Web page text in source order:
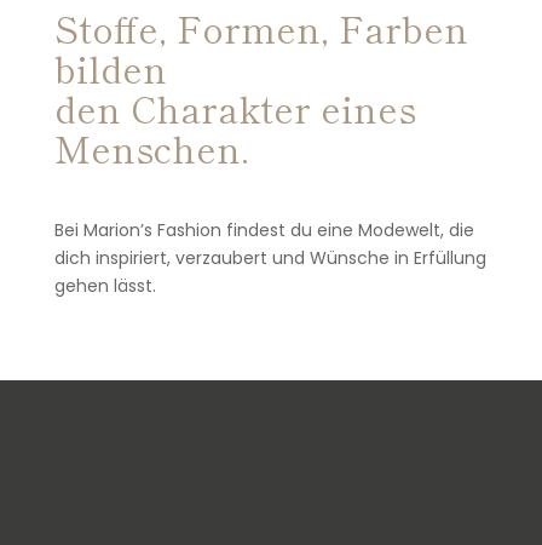
Stoffe, Formen, Farben
bilden
den Charakter eines
Menschen.
Bei Marion’s Fashion findest du eine Modewelt, die
dich inspiriert, verzaubert und Wünsche in Erfüllung
gehen lässt.